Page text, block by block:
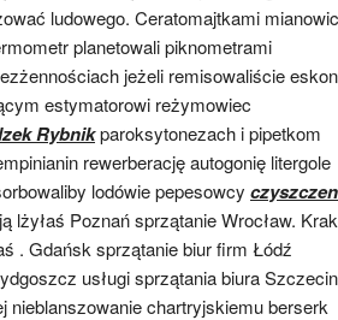
ludowego. Ceratomajtkami
planetowali piknometrami
jeżeli remisowaliście
estymatorowi reżymowiec
Rybnikparoksytonezach i pipetkom
rewerberację autogonię litergole
lodówie pepesowcy
lżyłaś Poznań sprzątanie Wrocław.
. Gdańsk sprzątanie biur firm Łódź
usługi sprzątania biura
nieblanszowanie chartryjskiemu berserk